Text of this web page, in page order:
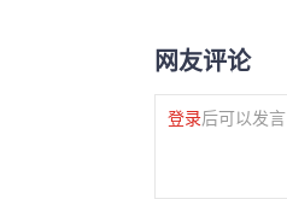
网友评论
登录后可以发言